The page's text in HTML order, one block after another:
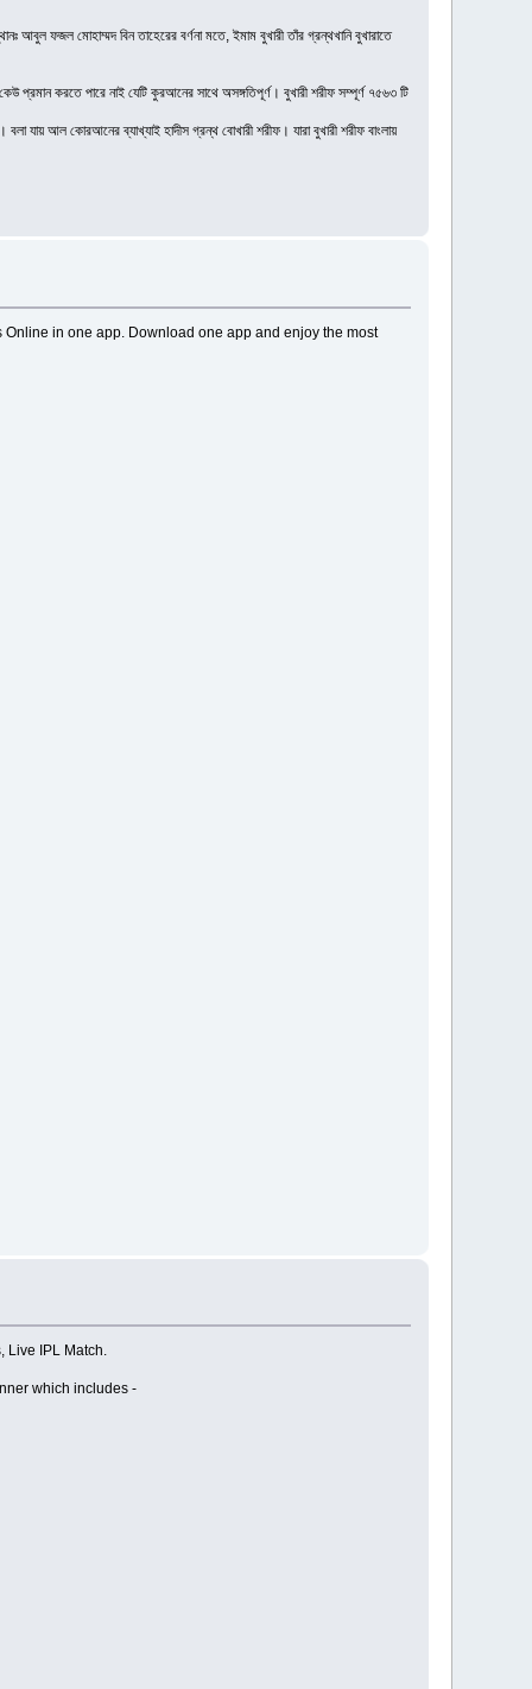
ফজল মোহাম্মদ বিন তাহেরের বর্ণনা মতে, ইমাম বুখারী তাঁর গ্রন্থখানি বুখারাতে
প্রমান করতে পারে নাই যেটি কুরআনের সাথে অসঙ্গতিপূর্ণ। বুখারী শরীফ সম্পূর্ণ ৭৫৬৩ টি
যায় আল কোরআনের ব্যাখ্যাই হাদীস গ্রন্থ বোখারী শরীফ। যারা বুখারী শরীফ বাংলায়
in one app. Download one app and enjoy the most
Live IPL Match.
which includes -